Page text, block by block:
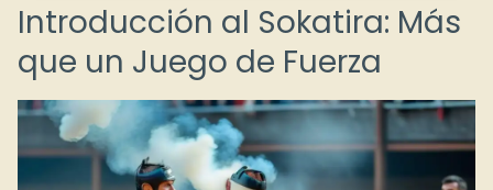
Introducción al Sokatira: Más
que un Juego de Fuerza